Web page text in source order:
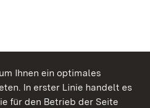
Ihnen ein optimales
In erster Linie handelt es
für den Betrieb der Seite